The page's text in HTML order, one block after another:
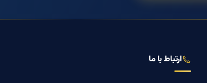
ارتباط با ما